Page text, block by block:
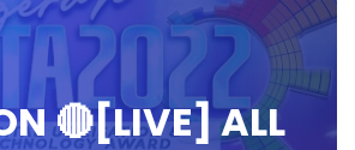
🔴[LIVE] ALL